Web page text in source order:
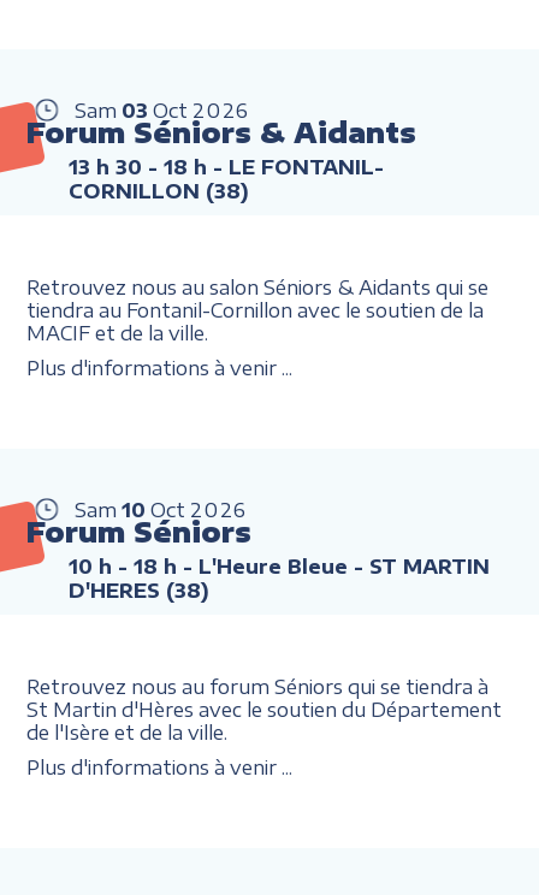
Sam 03 Oct 2026
Forum Séniors & Aidants
13 h 30 - 18 h - LE FONTANIL-
CORNILLON (38)
Retrouvez nous au salon Séniors & Aidants qui se
tiendra au Fontanil-Cornillon avec le soutien de la
MACIF et de la ville.
Plus d'informations à venir ...
Sam 10 Oct 2026
Forum Séniors
10 h - 18 h - L'Heure Bleue - ST MARTIN
D'HERES (38)
Retrouvez nous au forum Séniors qui se tiendra à
St Martin d'Hères avec le soutien du Département
de l'Isère et de la ville.
Plus d'informations à venir ...